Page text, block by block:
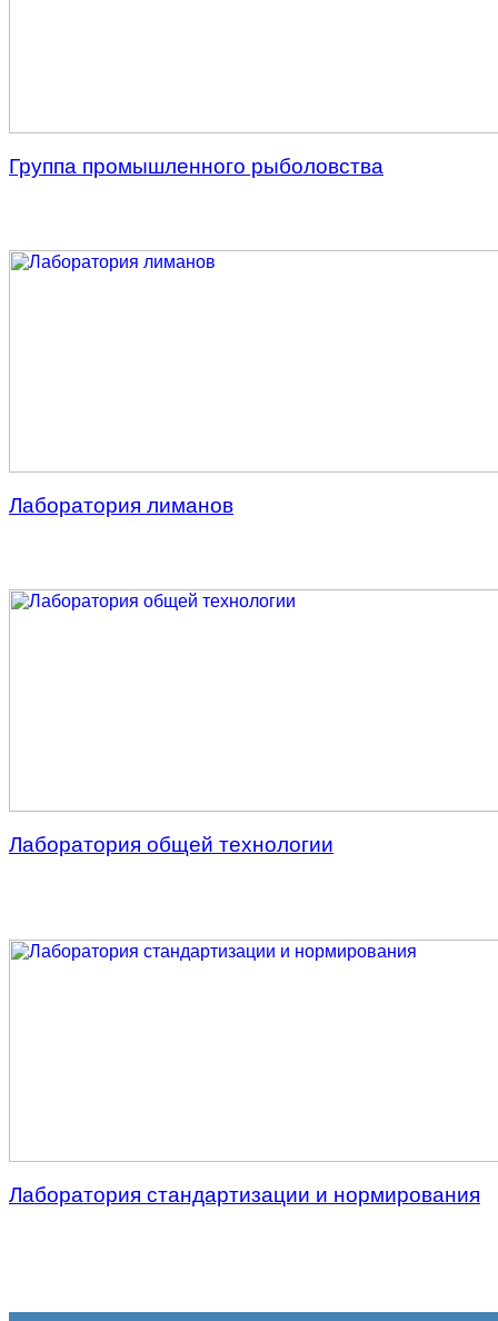
Группа промышленного рыболовства
Лаборатория лиманов
Лаборатория общей технологии
Лаборатория стандартизации и нормирования